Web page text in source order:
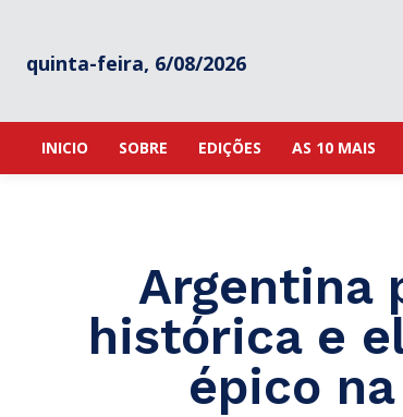
quinta-feira, 6/08/2026
INICIO SOBRE EDIÇÕES AS 10 MAIS
Argentina
histórica e
épico